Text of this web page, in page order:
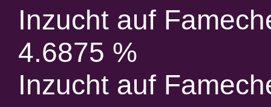
Inzucht auf
4.6875 %
Inzucht auf